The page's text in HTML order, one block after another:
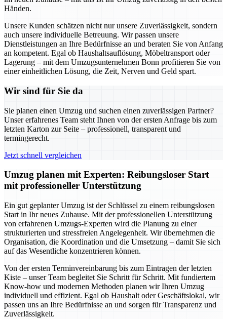
Händen.
Unsere Kunden schätzen nicht nur unsere Zuverlässigkeit, sondern
auch unsere individuelle Betreuung. Wir passen unsere
Dienstleistungen an Ihre Bedürfnisse an und beraten Sie von Anfang
an kompetent. Egal ob Haushaltsauflösung, Möbeltransport oder
Lagerung – mit dem Umzugsunternehmen Bonn profitieren Sie von
einer einheitlichen Lösung, die Zeit, Nerven und Geld spart.
Wir sind für Sie da
Sie planen einen Umzug und suchen einen zuverlässigen Partner?
Unser erfahrenes Team steht Ihnen von der ersten Anfrage bis zum
letzten Karton zur Seite – professionell, transparent und
termingerecht.
Jetzt schnell vergleichen
Umzug planen mit Experten: Reibungsloser Start
mit professioneller Unterstützung
Ein gut geplanter Umzug ist der Schlüssel zu einem reibungslosen
Start in Ihr neues Zuhause. Mit der professionellen Unterstützung
von erfahrenen Umzugs-Experten wird die Planung zu einer
strukturierten und stressfreien Angelegenheit. Wir übernehmen die
Organisation, die Koordination und die Umsetzung – damit Sie sich
auf das Wesentliche konzentrieren können.
Von der ersten Terminvereinbarung bis zum Eintragen der letzten
Kiste – unser Team begleitet Sie Schritt für Schritt. Mit fundiertem
Know-how und modernen Methoden planen wir Ihren Umzug
individuell und effizient. Egal ob Haushalt oder Geschäftslokal, wir
passen uns an Ihre Bedürfnisse an und sorgen für Transparenz und
Zuverlässigkeit.